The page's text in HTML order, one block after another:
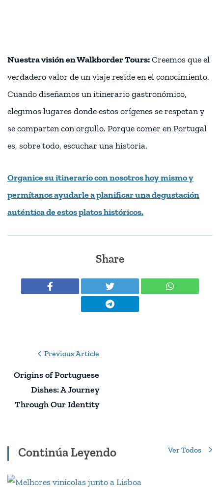
Nuestra visión en Walkborder Tours:Creemos que el
verdadero valor de un viaje reside en el conocimiento.
Cuando diseñamos un itinerario gastronómico,
elegimos lugares donde estos orígenes se respetan y
se comparten con orgullo. Porque comer en Portugal
es, sobre todo, escuchar una historia.
Organice su itinerario con nosotros hoy mismo y
permítanos ayudarle a planificar una degustación
auténtica de estos platos históricos.
Share
Previous Article
Origins of Portuguese
Dishes: A Journey
Through Our Identity
Continúa Leyendo Ver Todos